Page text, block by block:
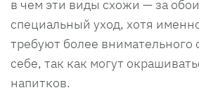
в чем эти виды схожи — за
специальный уход, хотя
требуют более внимательного
себе, так как могут
напитков.